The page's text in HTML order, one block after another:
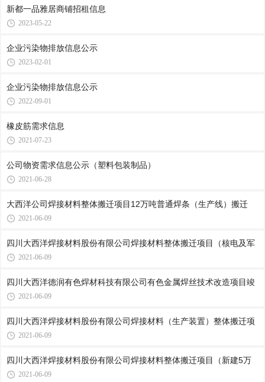
新都一品雅居商铺招租信息
2023-05-22
企业污染物排放信息公示
2023-02-01
企业污染物排放信息公示
2022-09-01
橡皮筋需求信息
2021-07-23
公司物资需求信息公示（塑料包装制品）
2021-06-28
大西洋公司焊接材料整体搬迁项目12万吨普通焊条（生产线）搬迁
2021-06-09
四川大西洋焊接材料股份有限公司焊接材料整体搬迁项目（核电及军
2021-06-09
四川大西洋德润有色焊材科技有限公司有色金属焊丝技术改造项目竣
2021-06-09
四川大西洋焊接材料股份有限公司焊接材料（生产装置）整体搬迁项
2021-06-09
四川大西洋焊接材料股份有限公司焊接材料整体搬迁项目（新建5万
2021-06-09